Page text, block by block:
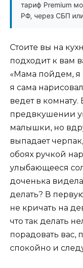
тариф Premium
РФ, через СБП
Стоите вы на
подходит к вам
«Мама пойдем, я
я сама
ведет в
предвкушении
малышки, но
выпадает
обоях ручкой
улыбающееся
доченька
делать? В
не кричать на
что так делать
порадовать вас,
спокойно и